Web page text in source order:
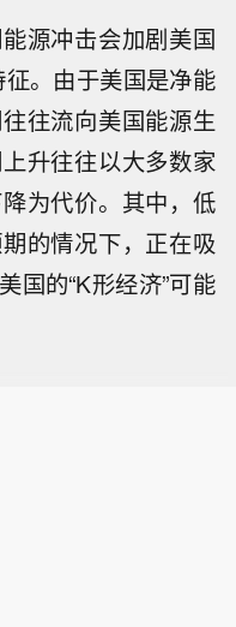
源冲击会加剧美国
征。由于美国是净能
往流向美国能源生
升往往以大多数家
为代价。其中，低
的情况下，正在吸
国的“K形经济”可能